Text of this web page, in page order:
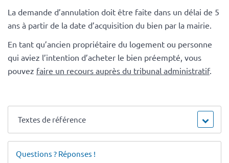
La demande d’annulation doit être faite dans un délai de 5
ans à partir de la date d’acquisition du bien par la mairie.
En tant qu’ancien propriétaire du logement ou personne
qui aviez l’intention d’acheter le bien préempté, vous
pouvez faire un recours auprès du tribunal administratif.
Textes de référence
Questions ? Réponses !